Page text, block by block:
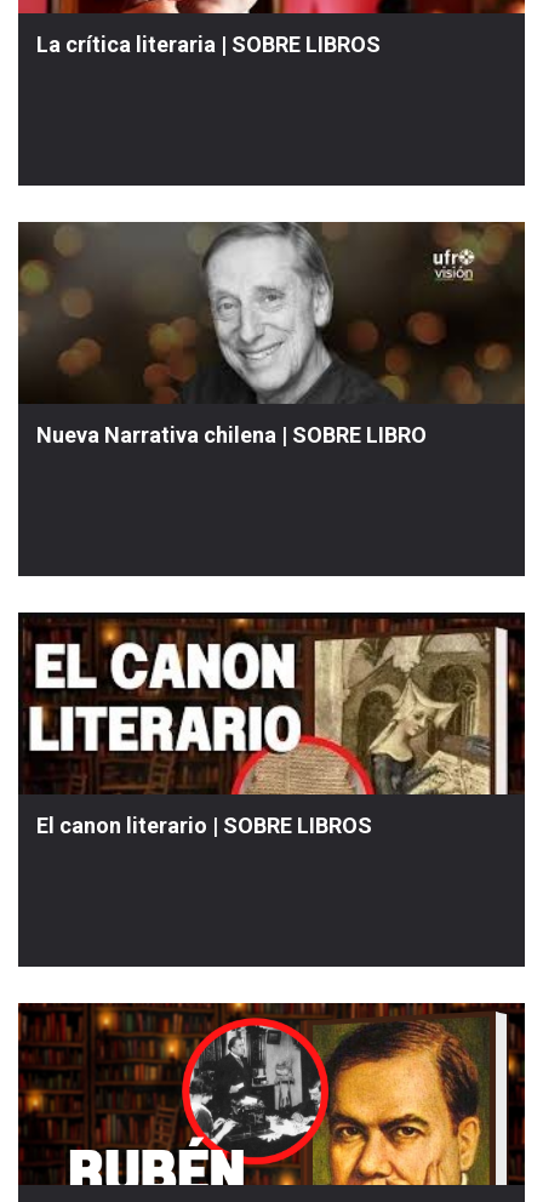
La crítica literaria | SOBRE LIBROS
Nueva Narrativa chilena | SOBRE LIBRO
El canon literario | SOBRE LIBROS